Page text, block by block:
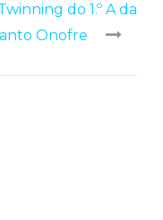
do 1.º A da
Onofre